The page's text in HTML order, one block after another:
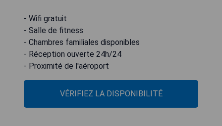
- Wifi gratuit
- Salle de fitness
- Chambres familiales disponibles
- Réception ouverte 24h/24
- Proximité de l'aéroport
VÉRIFIEZ LA DISPONIBILITÉ